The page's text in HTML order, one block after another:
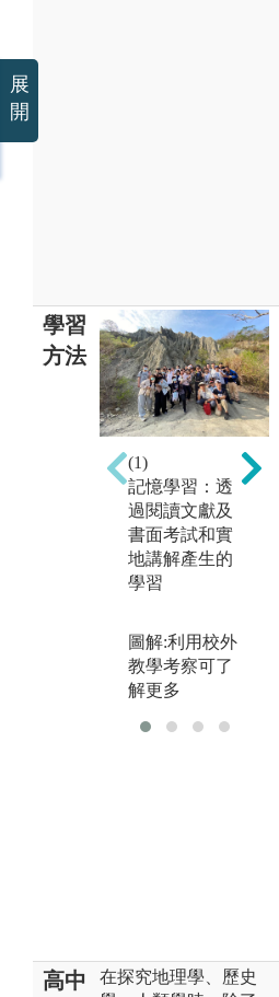
學習
方法
(1)
記憶學習：透
過閱讀文獻及
書面考試和實
地講解產生的
學習
圖解:利用校外
教學考察可了
解更多
高中
在探究地理學、歷史
展
開